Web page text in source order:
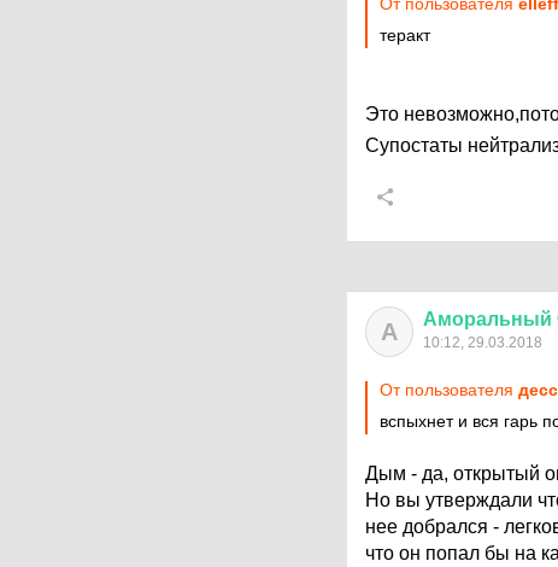
теракт
Это
Супостаты
А Аморальный
10:12, 29.03.2018
От пользователя десс
вспыхнет и вся гарь
Дым - да, открытый
Но вы утверждали
нее добрался -
что он попал бы на